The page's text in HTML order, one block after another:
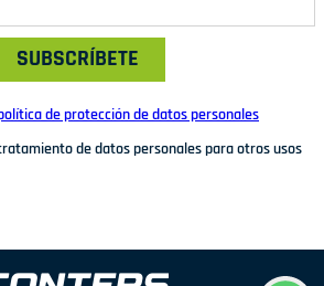
SUBSCRÍBETE
de protección de datos personales
de datos personales para otros usos